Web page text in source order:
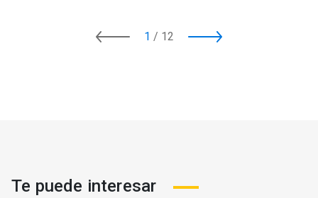
1 / 12
Te puede interesar